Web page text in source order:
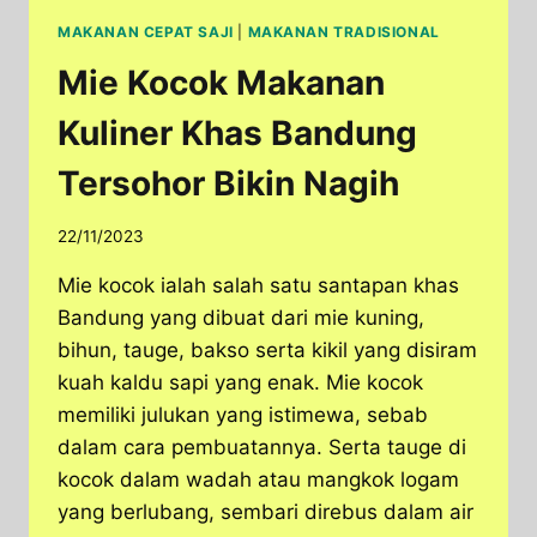
MAKANAN CEPAT SAJI MAKANAN TRADISIONAL
Mie Kocok Makanan
Kuliner Khas Bandung
Tersohor Bikin Nagih
22/11/2023
Mie kocok ialah salah satu santapan khas
Bandung yang dibuat dari mie kuning,
bihun, tauge, bakso serta kikil yang disiram
kuah kaldu sapi yang enak. Mie kocok
memiliki julukan yang istimewa, sebab
dalam cara pembuatannya. Serta tauge di
kocok dalam wadah atau mangkok logam
yang berlubang, sembari direbus dalam air